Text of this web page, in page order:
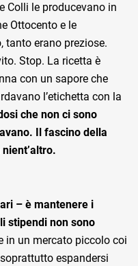
Colli le producevano in
Ottocento e le
tanto erano preziose.
Stop. La ricetta è
con un sapore che
l’etichetta con la
che non ci sono
Il fascino della
– è mantenere i
stipendi non sono
in un mercato piccolo coi
espandersi